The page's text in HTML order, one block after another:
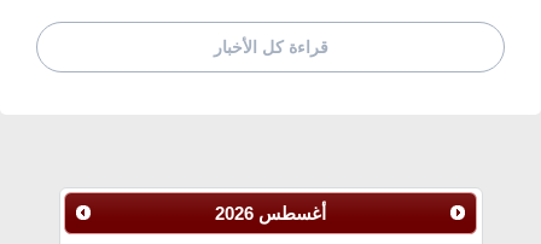
قراءة كل الأخبار
أغسطس 2026